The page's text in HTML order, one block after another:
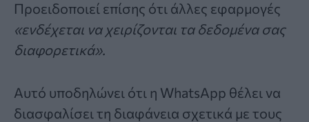
Προειδοποιεί επίσης ότι άλλες εφαρμογές
«ενδέχεται να χειρίζονται τα δεδομένα σας
διαφορετικά».
Αυτό υποδηλώνει ότι η WhatsApp θέλει να
διασφαλίσει τη διαφάνεια σχετικά με τους